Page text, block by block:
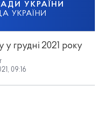
УКРАЇНИ
УКРАЇНИ
у грудні 2021 року
09:16